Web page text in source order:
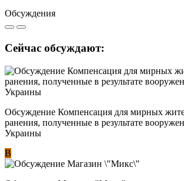
Обсуждения
Сейчас обсуждают:
Обсуждение Компенсация для мирных
ранения, полученные в результате
Украины
В